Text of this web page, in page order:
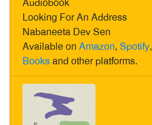
Looking For An Address
Nabaneeta Dev Sen
Available on Amazon, Spotify,
Booksand other platforms.